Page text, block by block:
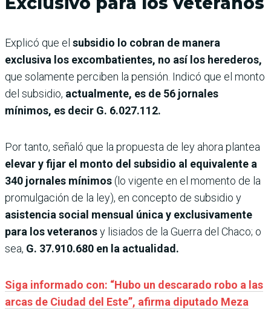
Explicó que el subsidio lo cobran de manera
exclusiva los excombatientes, no así los herederos,
que solamente perciben la pensión. Indicó que el monto
del subsidio, actualmente, es de 56 jornales
mínimos, es decir G. 6.027.112.
Por tanto, señaló que la propuesta de ley ahora plantea
elevar y fijar el monto del subsidio al equivalente a
340 jornales mínimos(lo vigente en el momento de la
promulgación de la ley), en concepto de subsidio y
asistencia social mensual única y exclusivamente
para los veteranosy lisiados de la Guerra del Chaco; o
sea, G. 37.910.680 en la actualidad.
Siga informado con: “Hubo un descarado robo a las
arcas de Ciudad del Este”, afirma diputado Meza